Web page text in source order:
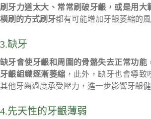
刷牙力道太大、常常刷破牙齦，或是用大
橫刷的方式刷牙都有可能增加牙齦萎縮的風
3.缺牙
缺牙會使牙齦和周圍的骨骼失去正常功能
牙齦組織逐漸萎縮 ，此外，缺牙也會導致
其他牙齒過度承受壓力，進一步影響牙齦健
4.先天性的牙齦薄弱